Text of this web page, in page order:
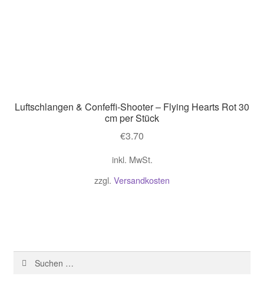
Luftschlangen & Confeffi-Shooter – Flying Hearts Rot 30
cm per Stück
€3.70
inkl. MwSt.
zzgl. Versandkosten
Suchen